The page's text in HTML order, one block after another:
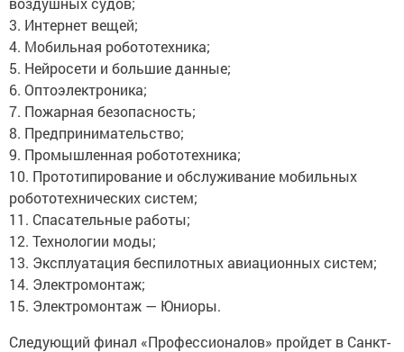
3. Интернет вещей;
4. Мобильная робототехника;
5. Нейросети и большие данные;
6. Оптоэлектроника;
7. Пожарная безопасность;
8. Предпринимательство;
9. Промышленная робототехника;
10. Прототипирование и обслуживание мобильных
робототехнических систем;
11. Спасательные работы;
12. Технологии моды;
13. Эксплуатация беспилотных авиационных систем;
14. Электромонтаж;
15. Электромонтаж — Юниоры.
Следующий финал «Профессионалов» пройдет в Санкт-